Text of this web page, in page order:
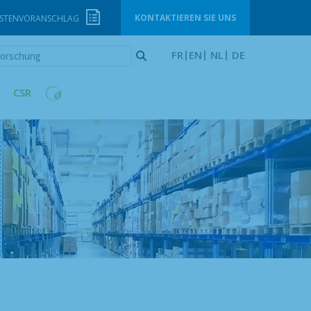
KONTAKTIEREN SIE UNS
CSR
FR EN NL DE